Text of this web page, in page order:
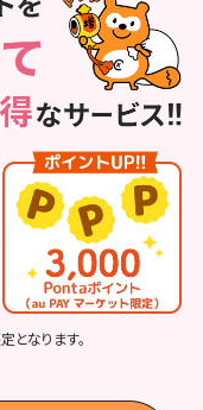
となります。